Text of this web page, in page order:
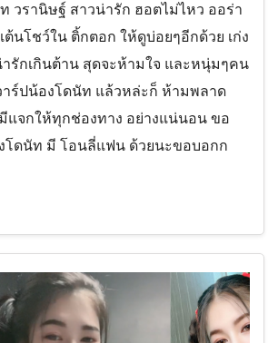
วรานิษฐ์ สาวน่ารัก ฮอตไม่ไหว ออร่า
ต้นโชว์ใน ติ้กตอก ให้ดูบ่อยๆอีกด้วย เก่ง
รักเกินต้าน สุดจะห้ามใจ และหนุ่มๆคน
าร์ปน้องโดนัท แล้วหล่ะก็ ห้ามพลาด
แจกให้ทุกช่องทาง อย่างแน่นอน ขอ
โดนัท มี โอนลี่แฟน ด้วยนะขอบอกก